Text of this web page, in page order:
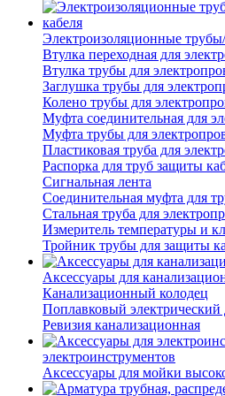
Электроизоляционные
Втулка переходная для
Втулка трубы для
Заглушка трубы для
Колено трубы для
Муфта соединительная для
Муфта трубы для
Пластиковая труба для
Распорка для труб защиты
Сигнальная лента
Соединительная муфта для
Стальная труба для
Измеритель температуры и
Тройник трубы для защиты
Аксессуары для
Канализационный колодец
Поплавковый электрический
Ревизия канализационная
электроинструментов
Аксессуары для мойки